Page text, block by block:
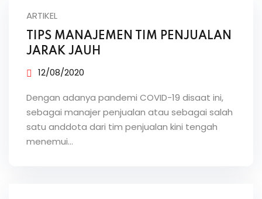
ARTIKEL
TIPS MANAJEMEN TIM PENJUALAN
JARAK JAUH
12/08/2020
Dengan adanya pandemi COVID-19 disaat ini,
sebagai manajer penjualan atau sebagai salah
satu anddota dari tim penjualan kini tengah
menemui…